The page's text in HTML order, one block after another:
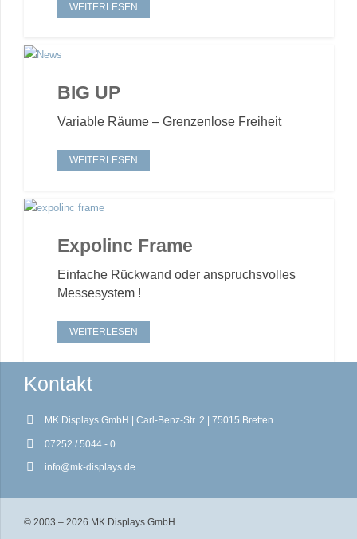
WEITERLESEN
BIG UP
Variable Räume – Grenzenlose Freiheit
WEITERLESEN
Expolinc Frame
Einfache Rückwand oder anspruchsvolles
Messesystem !
WEITERLESEN
Kontakt
MK Displays GmbH | Carl-Benz-Str. 2 | 75015 Bretten
07252 / 5044 - 0
info@mk-displays.de
© 2003 – 2026 MK Displays GmbH